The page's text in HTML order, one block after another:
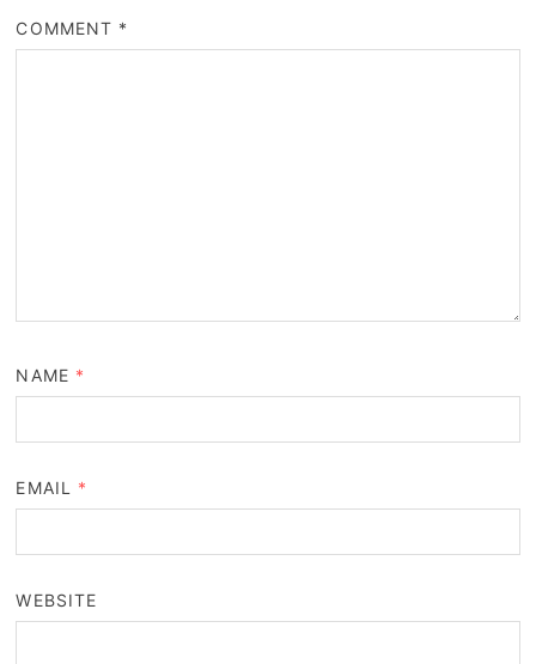
COMMENT *
NAME *
EMAIL *
WEBSITE